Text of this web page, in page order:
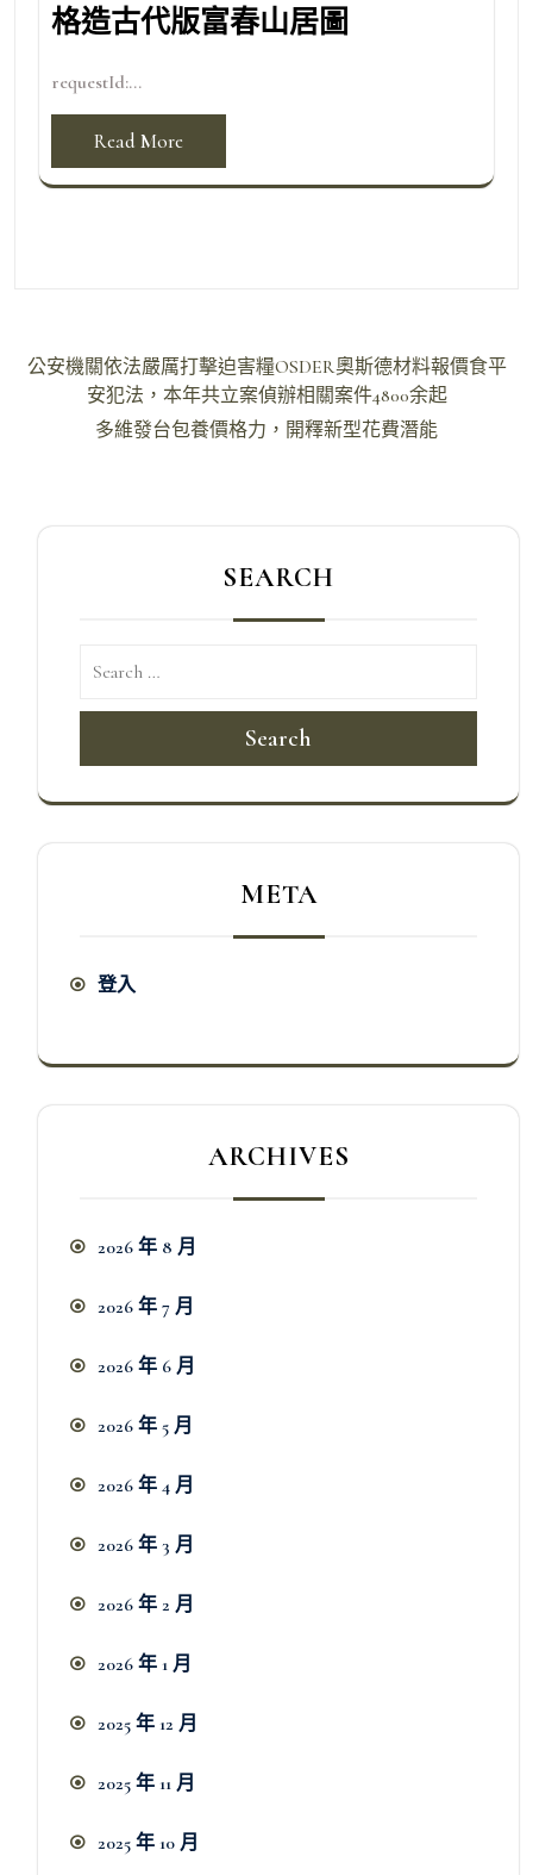
格造古代版富春山居圖
requestId:...
Read More
文
公安機關依法嚴厲打擊迫害糧OSDER奧斯德材料報價食平
安犯法，本年共立案偵辦相關案件4800余起
多維發台包養價格力，開釋新型花費潛能
SEARCH
Search
META
登入
ARCHIVES
2026 年 8 月
2026 年 7 月
2026 年 6 月
2026 年 5 月
2026 年 4 月
2026 年 3 月
2026 年 2 月
2026 年 1 月
2025 年 12 月
2025 年 11 月
2025 年 10 月